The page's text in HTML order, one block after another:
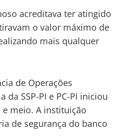
acreditava ter atingido
o valor máximo de
mais qualquer
de Operações
da SSP-PI e PC-PI iniciou
meio. A instituição
de segurança do banco